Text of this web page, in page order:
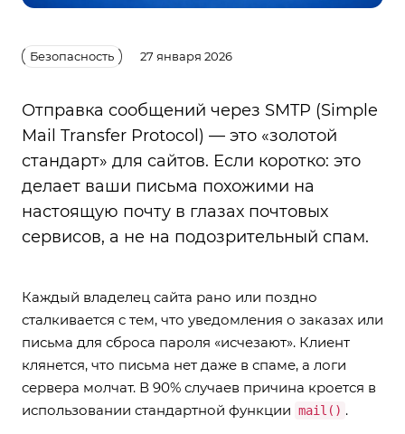
Безопасность 27 января 2026
Отправка сообщений через SMTP (Simple
Mail Transfer Protocol) — это «золотой
стандарт» для сайтов. Если коротко: это
делает ваши письма похожими на
настоящую почту в глазах почтовых
сервисов, а не на подозрительный спам.
Каждый владелец сайта рано или поздно
сталкивается с тем, что уведомления о заказах или
письма для сброса пароля «исчезают». Клиент
клянется, что письма нет даже в спаме, а логи
сервера молчат. В 90% случаев причина кроется в
использовании стандартной функции mail() .